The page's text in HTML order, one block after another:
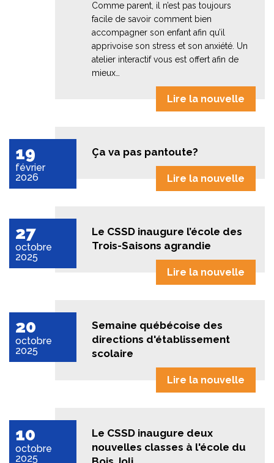
Comme parent, il n’est pas toujours
facile de savoir comment bien
accompagner son enfant afin qu’il
apprivoise son stress et son anxiété. Un
atelier interactif vous est offert afin de
mieux…
Lire la nouvelle
19
février
2026
Ça va pas pantoute?
Lire la nouvelle
27
octobre
2025
Le CSSD inaugure l’école des
Trois-Saisons agrandie
Lire la nouvelle
20
octobre
2025
Semaine québécoise des
directions d'établissement
scolaire
Lire la nouvelle
10
octobre
2025
Le CSSD inaugure deux
nouvelles classes à l'école du